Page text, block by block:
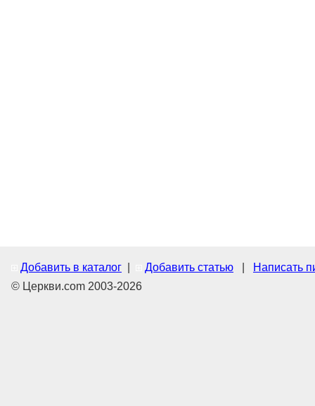
Добавить в каталог Добавить статью
Написать
© Церкви.com 2003-2026